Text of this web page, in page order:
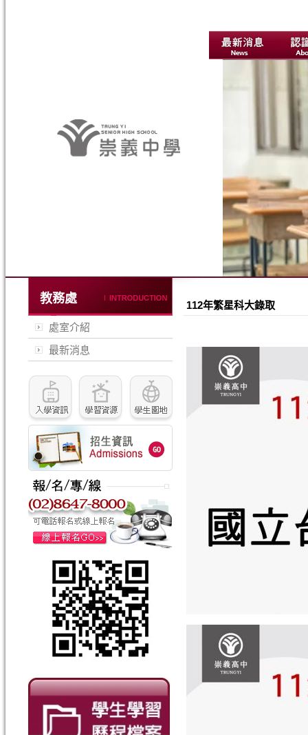
教務處
處室介紹
最新消息
112年繁星科大錄取